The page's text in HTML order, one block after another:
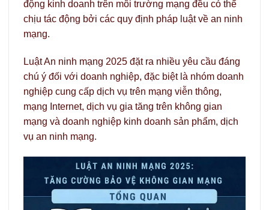
động kinh doanh trên môi trường mạng đều có thể
chịu tác động bởi các quy định pháp luật về an ninh
mạng.
Luật An ninh mạng 2025 đặt ra nhiều yêu cầu đáng
chú ý đối với doanh nghiệp, đặc biệt là nhóm doanh
nghiệp cung cấp dịch vụ trên mạng viễn thông,
mạng Internet, dịch vụ gia tăng trên không gian
mạng và doanh nghiệp kinh doanh sản phẩm, dịch
vụ an ninh mạng.